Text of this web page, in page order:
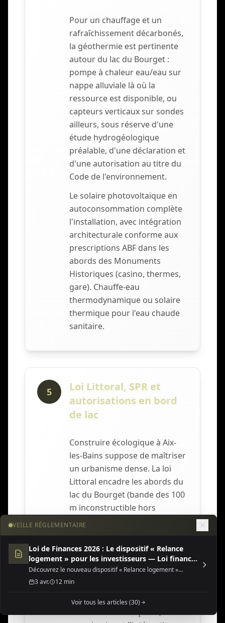
Pour un chauffage et un
rafraîchissement décarbonés,
la géothermie est pertinente
autour du lac du Bourget :
pompe à chaleur eau/eau sur
nappe alluviale là où la
ressource est disponible, ou
capteurs verticaux sur sondes
ailleurs, sous réserve d'une
étude hydrogéologique
préalable, d'une déclaration et
d'une autorisation au titre du
Code de l'environnement.
Le solaire photovoltaïque en
autoconsommation complète
l'installation, avec intégration
architecturale conforme aux
prescriptions ABF dans les
abords des Monuments
Historiques (casino, thermes,
gare). Chauffe-eau
thermodynamique ou solaire
thermique pour l'eau chaude
sanitaire.
5
Loi Littoral, SPR et
autorisations en bord
de lac
Construire écologique à Aix-
les-Bains suppose de maîtriser
un urbanisme dense. La loi
Littoral encadre les abords du
lac du Bourget (bande des 100
m inconstructible hors
espaces urbanisés). Le cœur
thermal Belle Époque relève
d'un Site Patrimonial
Remarquable en cours de
création et des abords MH, où
l'avis de l'Architecte des
Bâtiments de France
VEILLE RÉGLEMENTAIRE
Loi de Finances 2026 : Le dispositif « Relance
logement » pour les investisseurs — Loi finances
2026 dispositif relance
Découvrez le nouveau dispositif « Relance logement »
(Jeanbrun) de la Loi de Finances 2026, une opportunité fiscale
majeure pour l'investissement locatif neuf ou rénové.
3 avr. 12 min
Voir tous les articles (30)